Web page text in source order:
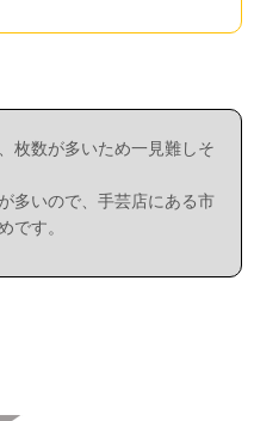
枚数が多いため一見難しそ
多いので、手芸店にある市
です。